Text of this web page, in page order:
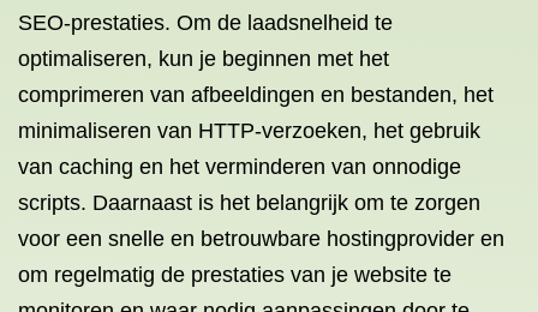
SEO-prestaties. Om de laadsnelheid te
optimaliseren, kun je beginnen met het
comprimeren van afbeeldingen en bestanden, het
minimaliseren van HTTP-verzoeken, het gebruik
van caching en het verminderen van onnodige
scripts. Daarnaast is het belangrijk om te zorgen
voor een snelle en betrouwbare hostingprovider en
om regelmatig de prestaties van je website te